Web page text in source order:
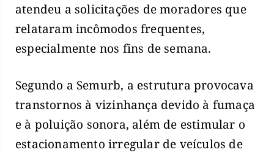
atendeu a solicitações de moradores que
relataram incômodos frequentes,
especialmente nos fins de semana.
Segundo a Semurb, a estrutura provocava
transtornos à vizinhança devido à fumaça
e à poluição sonora, além de estimular o
estacionamento irregular de veículos de